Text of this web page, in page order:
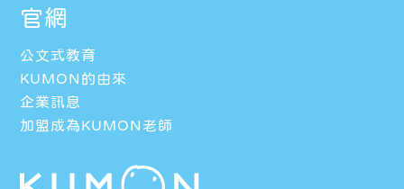
官網
公文式教育
KUMON的由來
企業訊息
加盟成為KUMON老師